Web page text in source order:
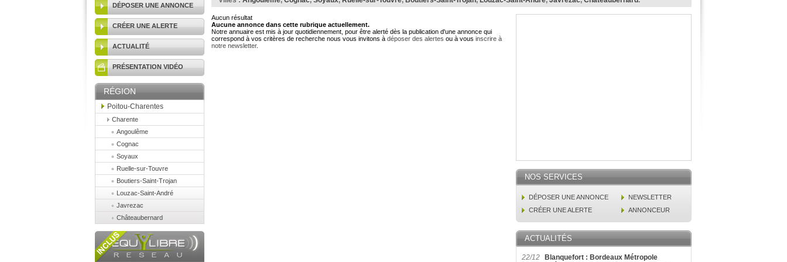
DÉPOSER UNE ANNONCE
CRÉER UNE ALERTE
ACTUALITÉ
PRÉSENTATION VIDÉO
RÉGION
Poitou-Charentes
Charente
Angoulême
Cognac
Soyaux
Ruelle-sur-Touvre
Boutiers-Saint-Trojan
Louzac-Saint-André
Javrezac
Châteaubernard
Aucun résultat
Aucune annonce dans cette rubrique actuellement.
Notre annuaire est mis à jour quotidiennement, pour être alerté dès la publication d'une annonce qui
correspond à vos critères de recherche nous vous invitons à déposer des alertes ou à vous inscrire à
notre newsletter.
NOS SERVICES
DÉPOSER UNE ANNONCE
NEWSLETTER
CRÉER UNE ALERTE
ANNONCEUR
ACTUALITÉS
22/12
Blanquefort : Bordeaux Métropole